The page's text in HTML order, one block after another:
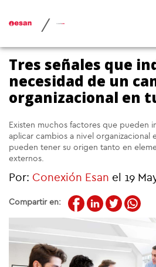
/
Tres señales que
necesidad de un
organizacional en
Existen muchos factores que pueden
aplicar cambios a nivel organizacional
pueden tener su origen tanto en
externos.
Por: Conexión Esan el 19
Compartir en: